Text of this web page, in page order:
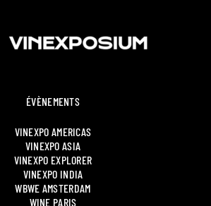
ÉVÈNEMENTS
VINEXPO AMERICAS
VINEXPO ASIA
VINEXPO EXPLORER
VINEXPO INDIA
WBWE AMSTERDAM
WINE PARIS